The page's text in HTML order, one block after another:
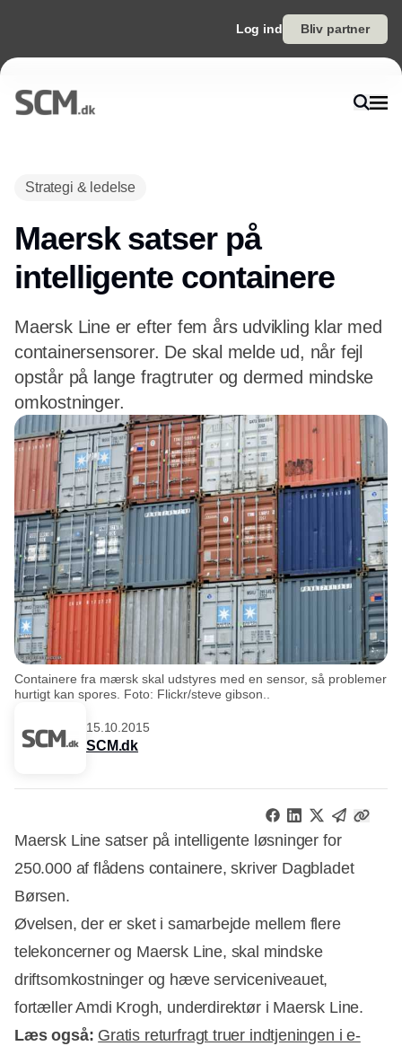
Log ind Bliv partner
Strategi & ledelse
Maersk satser på
intelligente containere
Maersk Line er efter fem års udvikling klar med
containersensorer. De skal melde ud, når fejl
opstår på lange fragtruter og dermed mindske
omkostninger.
Containere fra mærsk skal udstyres med en sensor, så problemer
hurtigt kan spores. Foto: Flickr/steve gibson..
15.10.2015
SCM.dk
Maersk Line satser på intelligente løsninger for
250.000 af flådens containere, skriver Dagbladet
Børsen.
Øvelsen, der er sket i samarbejde mellem flere
telekoncerner og Maersk Line, skal mindske
driftsomkostninger og hæve serviceniveauet,
fortæller Amdi Krogh, underdirektør i Maersk Line.
Læs også: Gratis returfragt truer indtjeningen i e-